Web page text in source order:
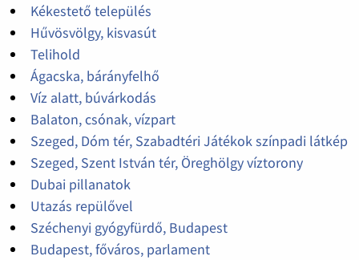
Kékestető település
Hűvösvölgy, kisvasút
Telihold
Ágacska, bárányfelhő
Víz alatt, búvárkodás
Balaton, csónak, vízpart
Szeged, Dóm tér, Szabadtéri Játékok színpadi látkép
Szeged, Szent István tér, Öreghölgy víztorony
Dubai pillanatok
Utazás repülővel
Széchenyi gyógyfürdő, Budapest
Budapest, főváros, parlament